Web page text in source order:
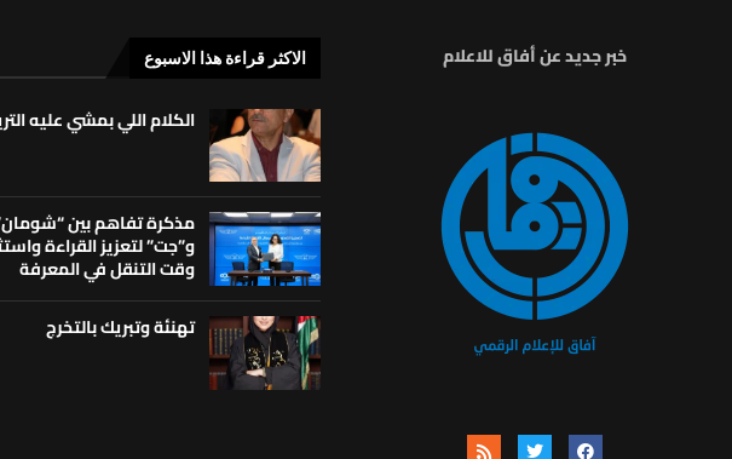
خبر جديد عن أفاق للاعلام الاكثر قراءة هذا الاسبوع
الكلام اللي بمشي عليه
مذكرة تفاهم بين
و”جت” لتعزيز القراءة
وقت التنقل في المعرفة
تهنئة وتبريك بالتخرج